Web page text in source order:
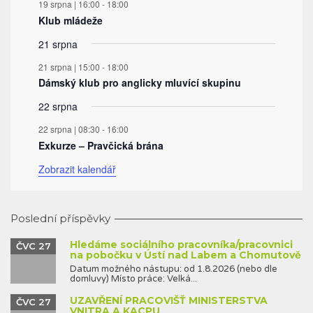
19 srpna | 16:00 - 18:00
Klub mládeže
21 srpna
21 srpna | 15:00 - 18:00
Dámský klub pro anglicky mluvící skupinu
22 srpna
22 srpna | 08:30 - 16:00
Exkurze – Pravčická brána
Zobrazit kalendář
Poslední příspěvky
Hledáme sociálního pracovníka/pracovnici
na pobočku v Ústí nad Labem a Chomutově
ČVC 27
Datum možného nástupu: od 1.8.2026 (nebo dle
domluvy) Místo práce: Velká...
UZAVŘENÍ PRACOVIŠŤ MINISTERSTVA
ČVC 27